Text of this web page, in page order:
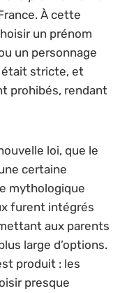
À cette
un prénom
un personnage
était stricte, et
prohibés, rendant
loi, que le
certaine
mythologique
furent intégrés
aux parents
large d’options.
produit : les
presque